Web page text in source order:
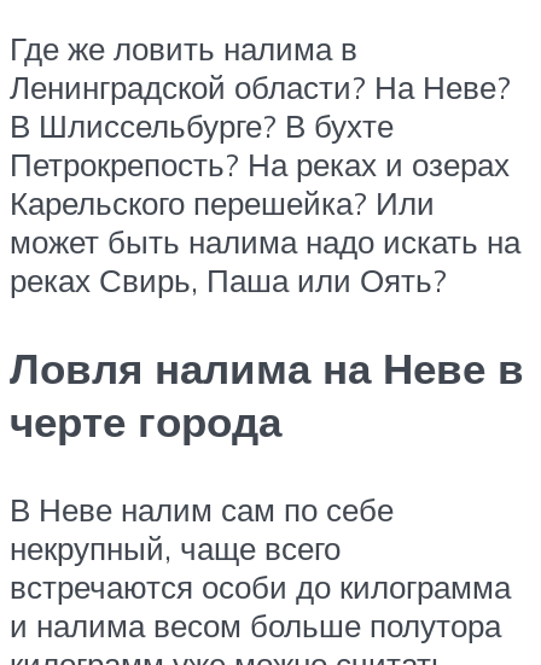
Где же ловить налима в
Ленинградской области? На Неве?
В Шлиссельбурге? В бухте
Петрокрепость? На реках и озерах
Карельского перешейка? Или
может быть налима надо искать на
реках Свирь, Паша или Оять?
Ловля налима на Неве в
черте города
В Неве налим сам по себе
некрупный, чаще всего
встречаются особи до килограмма
и налима весом больше полутора